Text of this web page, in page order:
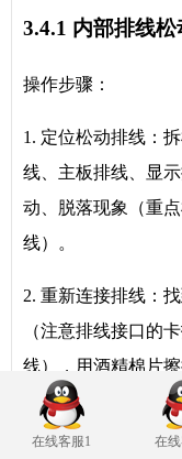
3.4.1 内部排线
操作步骤：
1. 定位松动排线：
线、主板排线、显
动、脱落现象（重
线）。
2. 重新连接排线：
（注意排线接口的
线），用酒精棉片
尘；将排线对准接
紧，无松动）。
在线客服1 在